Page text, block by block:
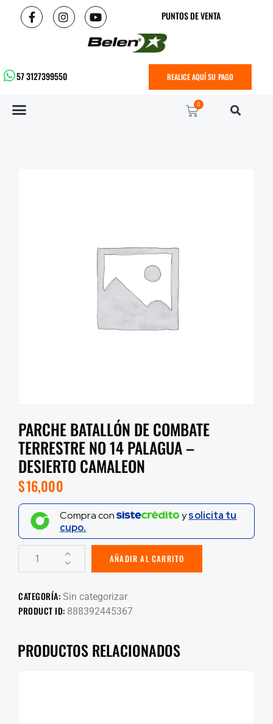
PUNTOS DE VENTA
57 3127399550 REALICE AQUÍ SU PAGO
0
PARCHE BATALLÓN DE COMBATE
TERRESTRE NO 14 PALAGUA –
DESIERTO CAMALEON
$16,000
Compra con ysolicita tu
cupo.
AÑADIR AL CARRITO
CATEGORÍA: Sin categorizar
PRODUCT ID: 888392445367
PRODUCTOS RELACIONADOS